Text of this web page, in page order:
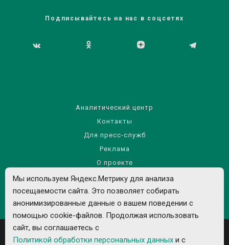
Подписывайтесь на нас в соцсетях
Аналитический центр
Контакты
Для пресс-служб
Реклама
О проекте
Правила использования материалов сайта
Политика обработки персональных данных
Мы используем Яндекс.Метрику для анализа
посещаемости сайта. Это позволяет собирать
анонимизированные данные о вашем поведении с
помощью cookie-файлов. Продолжая использовать
сайт, вы соглашаетесь с
Политикой обработки персональных данных и с